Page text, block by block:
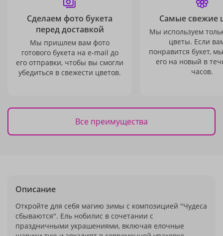
Сделаем фото букета
перед доставкой
Мы пришлем вам фото
готового букета на e-mail до
его отправки, чтобы вы смогли
убедиться в свежести цветов.
Самые свежие
Мы используем
цветы. Если
понравится букет,
его на новый в
часов.
Все преимущества
Описание
Откройте для себя магию зимы с композицией "Чудеса
сбываются". Ель нобилис в сочетании с
праздничными украшениями, включая елочные